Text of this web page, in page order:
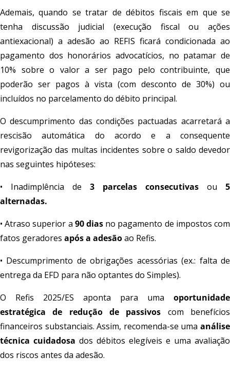
Ademais, quando se tratar de débitos fiscais em que se
tenha discussão judicial (execução fiscal ou ações
antiexacional) a adesão ao REFIS ficará condicionada ao
pagamento dos honorários advocatícios, no patamar de
10% sobre o valor a ser pago pelo contribuinte, que
poderão ser pagos à vista (com desconto de 30%) ou
incluídos no parcelamento do débito principal.
O descumprimento das condições pactuadas acarretará a
rescisão automática do acordo e a consequente
revigorização das multas incidentes sobre o saldo devedor
nas seguintes hipóteses:
• Inadimplência de 3 parcelas consecutivas ou 5
alternadas.
• Atraso superior a 90 dias no pagamento de impostos com
fatos geradores após a adesãoao Refis.
• Descumprimento de obrigações acessórias (ex.: falta de
entrega da EFD para não optantes do Simples).
O Refis 2025/ES aponta para uma oportunidade
estratégica de redução de passivos com benefícios
financeiros substanciais. Assim, recomenda-se uma análise
técnica cuidadosa dos débitos elegíveis e uma avaliação
dos riscos antes da adesão.